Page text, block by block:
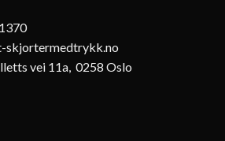
skjortermedtrykk.no
vei 11a, 0258 Oslo